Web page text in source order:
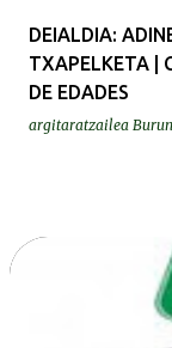
DEIALDIA:
TXAPELKETA |
DE EDADES
argitaratzailea